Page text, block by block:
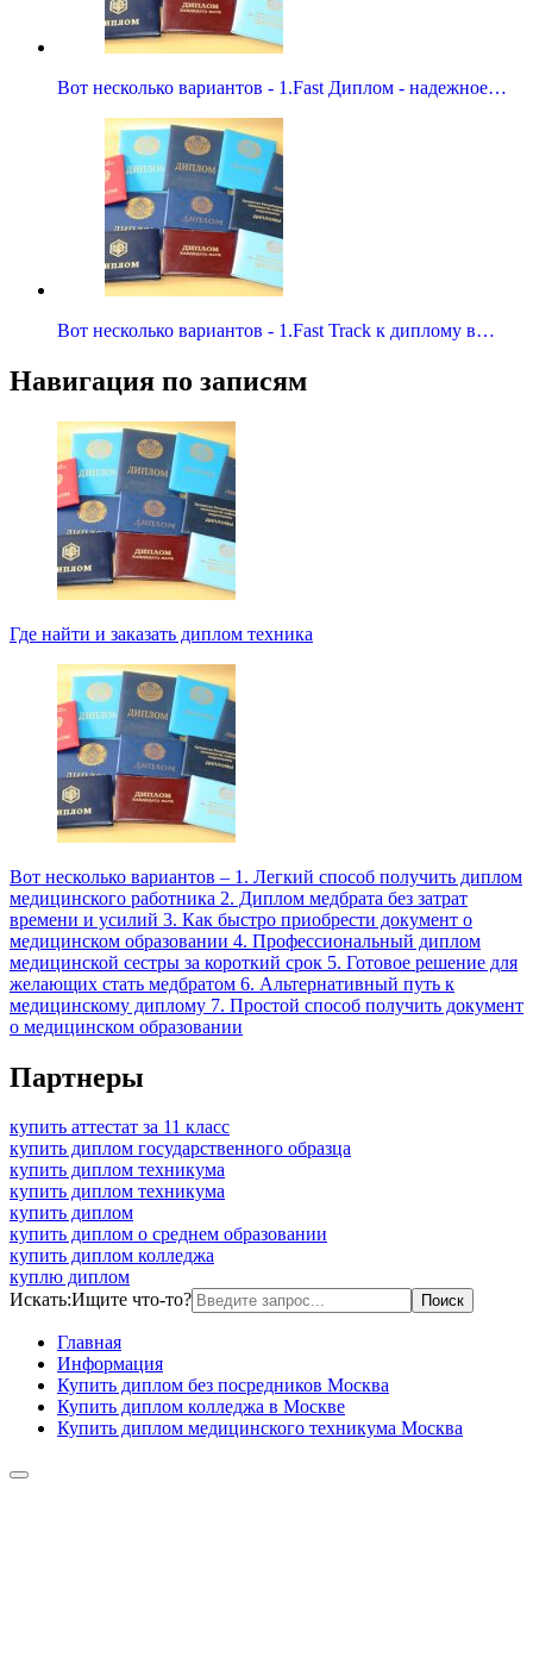
Вот несколько вариантов - 1.Fast Диплом - надежное…
Вот несколько вариантов - 1.Fast Track к диплому в…
Навигация по записям
Где найти и заказать диплом техника
Вот несколько вариантов – 1. Легкий способ получить диплом
медицинского работника 2. Диплом медбрата без затрат
времени и усилий 3. Как быстро приобрести документ о
медицинском образовании 4. Профессиональный диплом
медицинской сестры за короткий срок 5. Готовое решение для
желающих стать медбратом 6. Альтернативный путь к
медицинскому диплому 7. Простой способ получить документ
о медицинском образовании
Партнеры
купить аттестат за 11 класс
купить диплом государственного образца
купить диплом техникума
купить диплом техникума
купить диплом
купить диплом о среднем образовании
купить диплом колледжа
куплю диплом
Искать:Ищите что-то?
Главная
Информация
Купить диплом без посредников Москва
Купить диплом колледжа в Москве
Купить диплом медицинского техникума Москва